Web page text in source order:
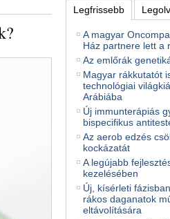
Legfrissebb
A magyar
Ház partnere lett a
Az emlőrák
Magyar rákkutatót
technológiai
Arábiába
Új immunterápiás
bispecifikus
Az aerob edzés
kockázatát
A legújabb
kezelésében
Új, kísérleti
rákos daganatok
eltávolítására